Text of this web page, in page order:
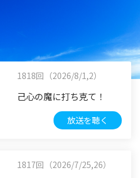
1818回（2026/8/1,2）
己心の魔に打ち克て！
放送を聴く
1817回（2026/7/25,26）